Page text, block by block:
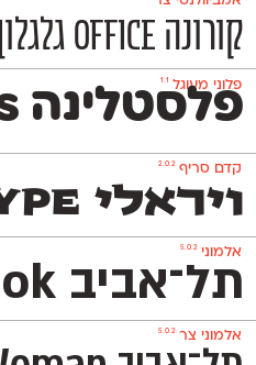
קורונה Office גלגלון Здравствуйте גבריאל Jennifer תל־אביב 1,234.00 רוטשילד правильно רוטשילד
פלוני מעוגל 1.1
פלסטלינה Politics אוקיינוס Здравствуйте גבריאל Office סטודנט 1,234.00 גבריאל правильно קומפוזיציה
קדם סריף 2.0.2
ויראלי OpenType ירושלים Здравствуйте גבריאל iPhone תל־אביב 1,234.00 שלום правильно תל־אביב
אלמוני 5.0.2
תל־אביב Facebook קמפיין Здравствуйте סטודנט Professional גבריאל 1,234.00 אינטרנט правильно ירושלים
אלמוני צר 5.0.2